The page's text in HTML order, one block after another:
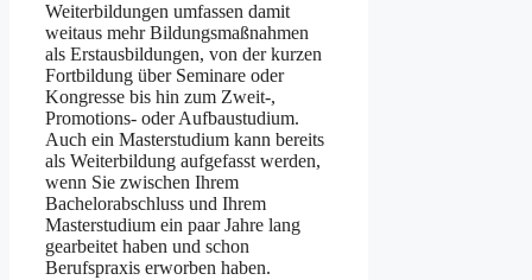
Weiterbildungen umfassen damit
weitaus mehr Bildungsmaßnahmen
als Erstausbildungen, von der kurzen
Fortbildung über Seminare oder
Kongresse bis hin zum Zweit-,
Promotions- oder Aufbaustudium.
Auch ein Masterstudium kann bereits
als Weiterbildung aufgefasst werden,
wenn Sie zwischen Ihrem
Bachelorabschluss und Ihrem
Masterstudium ein paar Jahre lang
gearbeitet haben und schon
Berufspraxis erworben haben.